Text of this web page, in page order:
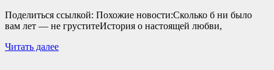
Поделиться ссылкой: Похожие новости:Сколько б ни было
вам лет — не груститеИстория о настоящей любви,
Читать далее